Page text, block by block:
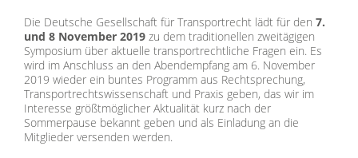
Die Deutsche Gesellschaft für Transportrecht lädt für den 7.
und 8 November 2019 zu dem traditionellen zweitägigen
Symposium über aktuelle transportrechtliche Fragen ein. Es
wird im Anschluss an den Abendempfang am 6. November
2019 wieder ein buntes Programm aus Rechtsprechung,
Transportrechtswissenschaft und Praxis geben, das wir im
Interesse größtmöglicher Aktualität kurz nach der
Sommerpause bekannt geben und als Einladung an die
Mitglieder versenden werden.